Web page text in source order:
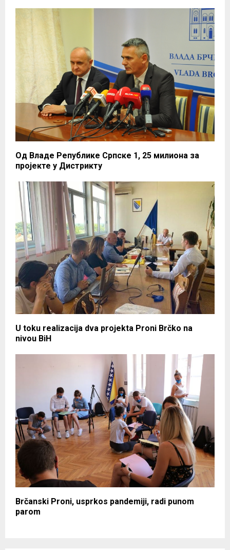
Од Владе Републике Српске 1, 25 милиона за
пројекте у Дистрикту
U toku realizacija dva projekta Proni Brčko na
nivou BiH
Brčanski Proni, usprkos pandemiji, radi punom
parom